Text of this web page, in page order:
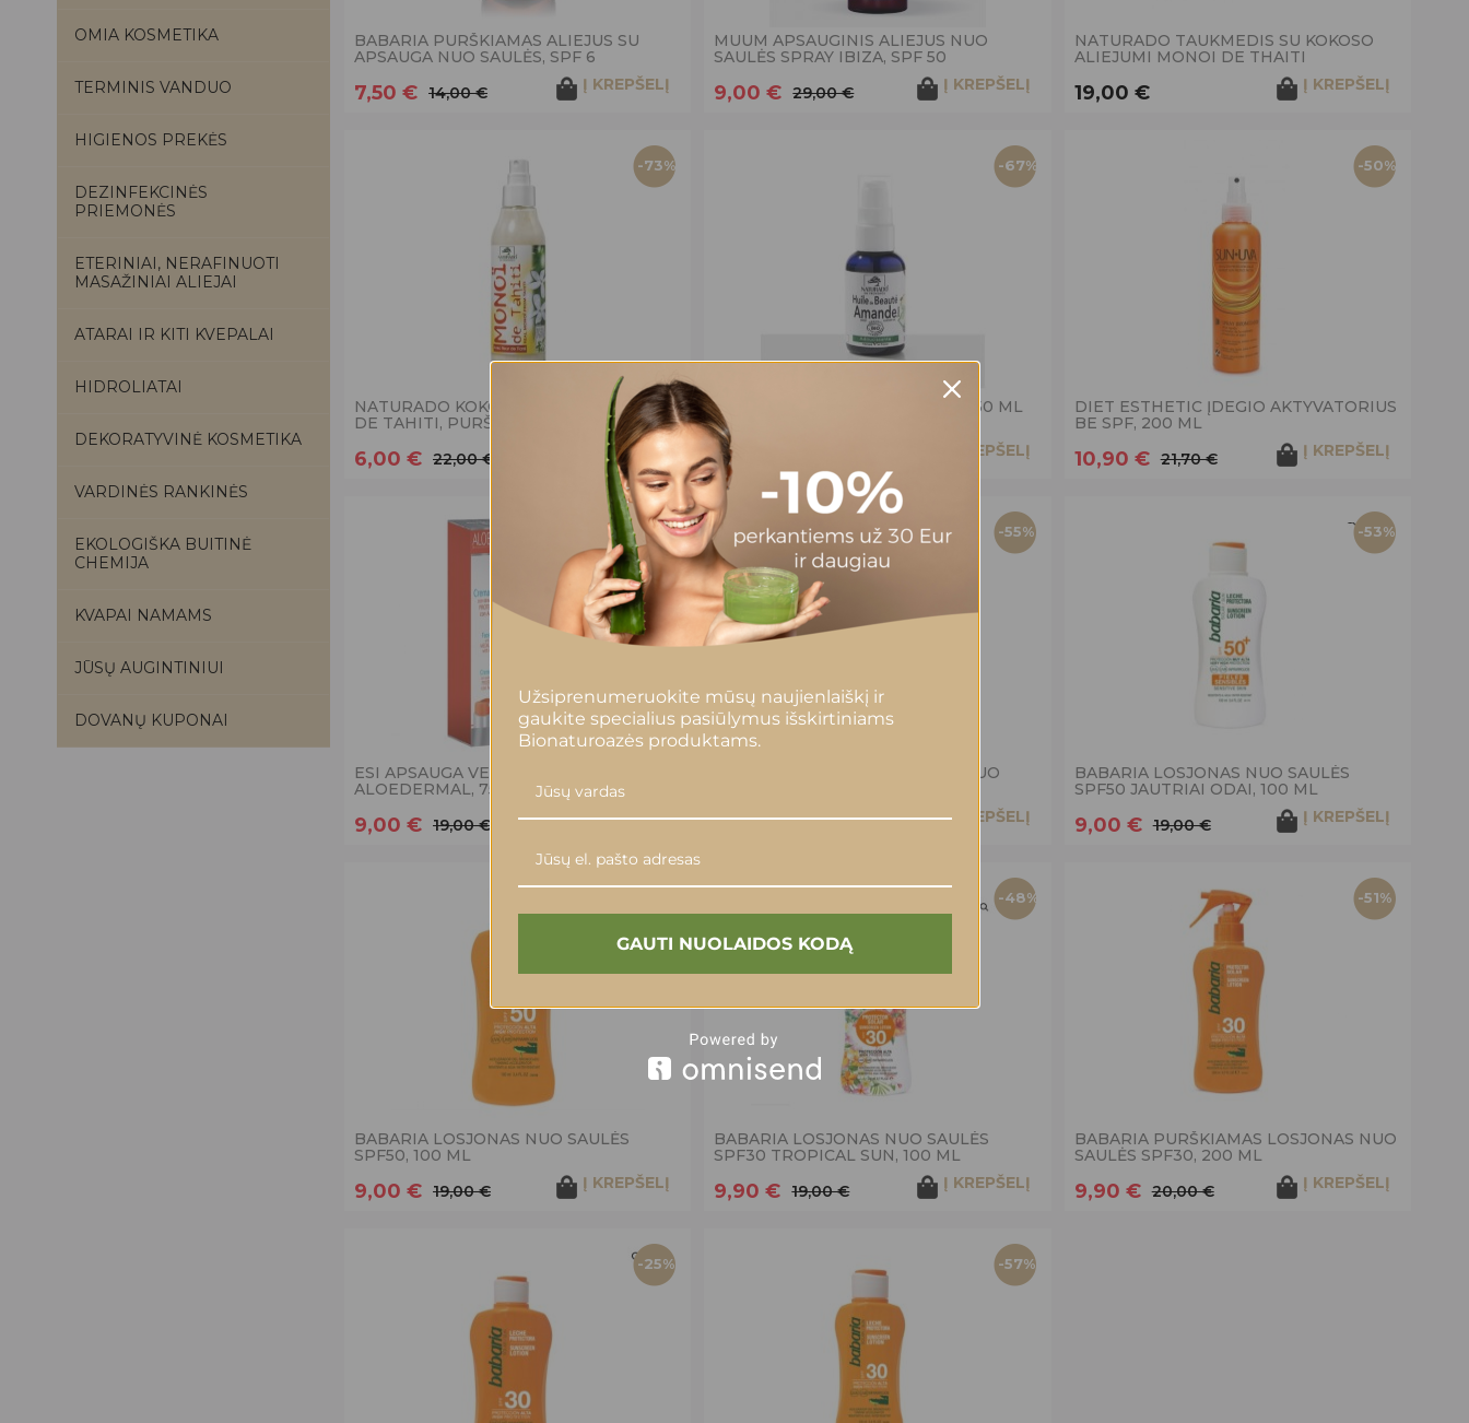
OMIA KOSMETIKA
TERMINIS VANDUO
HIGIENOS PREKĖS
DEZINFEKCINĖS
PRIEMONĖS
ETERINIAI, NERAFINUOTI
MASAŽINIAI ALIEJAI
ATARAI IR KITI KVEPALAI
HIDROLIATAI
DEKORATYVINĖ KOSMETIKA
VARDINĖS RANKINĖS
EKOLOGIŠKA BUITINĖ
CHEMIJA
KVAPAI NAMAMS
JŪSŲ AUGINTINIUI
DOVANŲ KUPONAI
BABARIA PURŠKIAMAS ALIEJUS SU
APSAUGA NUO SAULĖS, SPF 6
7,50 € 14,00 € Į KREPŠELĮ
MUUM APSAUGINIS ALIEJUS NUO
SAULĖS SPRAY IBIZA, SPF 50
9,00 € 29,00 € Į KREPŠELĮ
NATURADO TAUKMEDIS SU KOKOSO
ALIEJUMI MONOI DE THAITI
19,00 € Į KREPŠELĮ
-73%
NATURADO KOKOSŲ ALIEJUS MONOI
DE TAHITI, PURŠKIAMAS, 150 ML
6,00 € 22,00 € Į KREPŠELĮ
-67%
NATURADO MIGDOLŲ ALIEJUS, 50 ML
4,00 € Į KREPŠELĮ
-50%
DIET ESTHETIC ĮDEGIO AKTYVATORIUS
BE SPF, 200 ML
10,90 € 21,70 € Į KREPŠELĮ
-53%
ESI APSAUGA VEIDUI SPF20
ALOEDERMAL, 75 ML
9,00 € 19,00 € Į KREPŠELĮ
-55%
BEMA EKOLOGIŠKAS KREMAS NUO
9,00 € 20,00 € Į KREPŠELĮ
-53%
BABARIA LOSJONAS NUO SAULĖS
SPF50 JAUTRIAI ODAI, 100 ML
9,00 € 19,00 € Į KREPŠELĮ
BABARIA LOSJONAS NUO SAULĖS
SPF50, 100 ML
9,00 € 19,00 € Į KREPŠELĮ
-48%
BABARIA LOSJONAS NUO SAULĖS
SPF30 TROPICAL SUN, 100 ML
9,90 € 19,00 € Į KREPŠELĮ
-51%
BABARIA PURŠKIAMAS LOSJONAS NUO
SAULĖS SPF30, 200 ML
9,90 € 20,00 € Į KREPŠELĮ
-25% -57%
Užsiprenumeruokite mūsų naujienlaiškį ir
gaukite specialius pasiūlymus išskirtiniams
Bionaturoazės produktams.
GAUTI NUOLAIDOS KODĄ